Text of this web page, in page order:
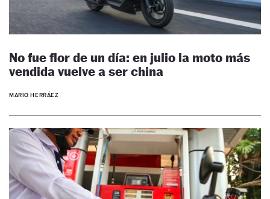
No fue flor de un día: en julio la moto más
vendida vuelve a ser china
MARIO HERRÁEZ